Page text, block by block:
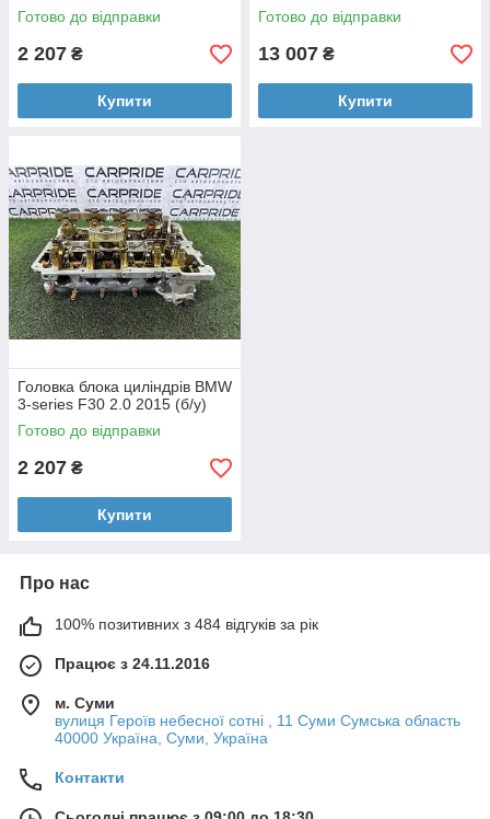
Готово до відправки
2 207 ₴
Купити
Готово до відправки
13 007 ₴
Купити
Головка блока циліндрів BMW
3-series F30 2.0 2015 (б/у)
Готово до відправки
2 207 ₴
Купити
Про нас
100% позитивних з 484 відгуків за рік
Працює з 24.11.2016
м. Суми
вулиця Героїв небесної сотні , 11 Суми Сумська область
40000 Україна, Суми, Україна
Контакти